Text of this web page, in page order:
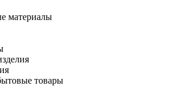
материалы
товары